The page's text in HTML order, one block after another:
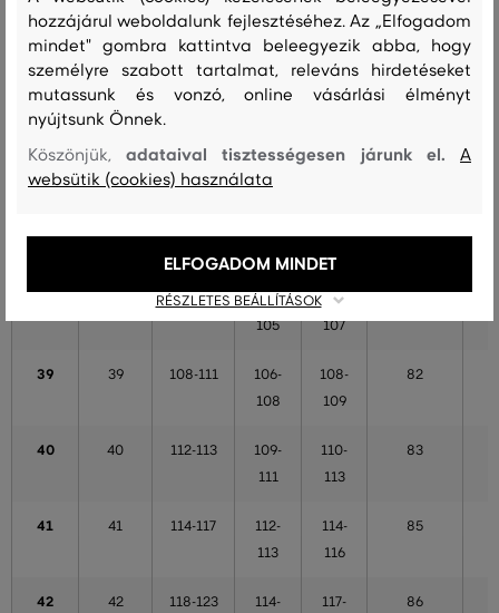
123
126
XXL 46 128-131
124-
133
127-
135
89
XXXL 132-141
134-
139
102-107
102-
105
102-
107
39 39 108-111
106-
108
108-
109
82
40 40 112-113
109-
111
110-
113
83
41 41 114-117
112-
113
114-
116
85
42 42 118-123
114-
117-
86
hozzájárul weboldalunk fejlesztéséhez. Az „Elfogadom
mindet" gombra kattintva beleegyezik abba, hogy
személyre szabott tartalmat, releváns hirdetéseket
mutassunk és vonzó, online vásárlási élményt
nyújtsunk Önnek.
Köszönjük,adataival tisztességesen járunk el.A
websütik (cookies) használata
RÉSZLETES BEÁLLÍTÁSOK
ELFOGADOM MINDET